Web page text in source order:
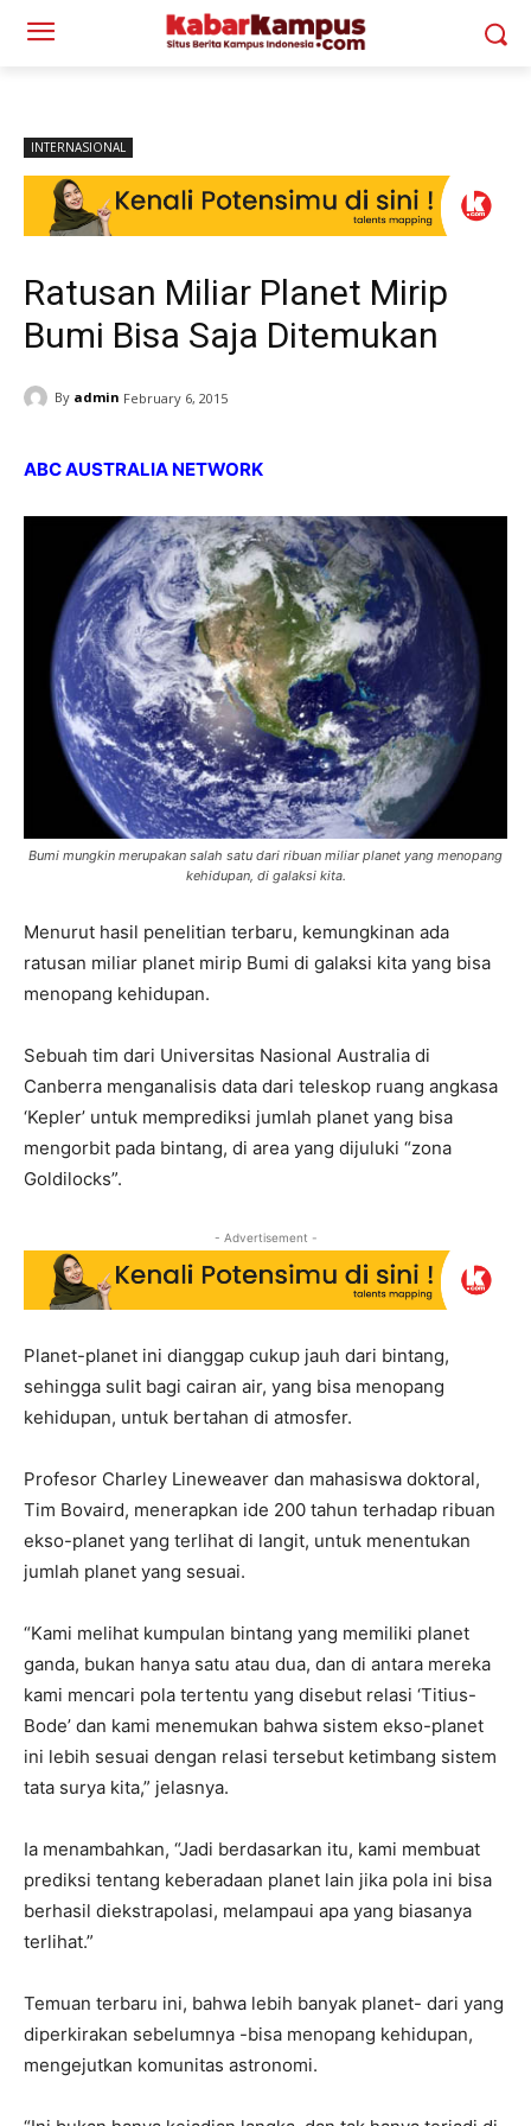
INTERNASIONAL
Ratusan Miliar Planet Mirip
Bumi Bisa Saja Ditemukan
By admin February 6, 2015
ABC AUSTRALIA NETWORK
Bumi mungkin merupakan salah satu dari ribuan miliar planet yang menopang
kehidupan, di galaksi kita.
Menurut hasil penelitian terbaru, kemungkinan ada
ratusan miliar planet mirip Bumi di galaksi kita yang bisa
menopang kehidupan.
Sebuah tim dari Universitas Nasional Australia di
Canberra menganalisis data dari teleskop ruang angkasa
‘Kepler’ untuk memprediksi jumlah planet yang bisa
mengorbit pada bintang, di area yang dijuluki “zona
Goldilocks”.
- Advertisement -
Planet-planet ini dianggap cukup jauh dari bintang,
sehingga sulit bagi cairan air, yang bisa menopang
kehidupan, untuk bertahan di atmosfer.
Profesor Charley Lineweaver dan mahasiswa doktoral,
Tim Bovaird, menerapkan ide 200 tahun terhadap ribuan
ekso-planet yang terlihat di langit, untuk menentukan
jumlah planet yang sesuai.
“Kami melihat kumpulan bintang yang memiliki planet
ganda, bukan hanya satu atau dua, dan di antara mereka
kami mencari pola tertentu yang disebut relasi ‘Titius-
Bode’ dan kami menemukan bahwa sistem ekso-planet
ini lebih sesuai dengan relasi tersebut ketimbang sistem
tata surya kita,” jelasnya.
Ia menambahkan, “Jadi berdasarkan itu, kami membuat
prediksi tentang keberadaan planet lain jika pola ini bisa
berhasil diekstrapolasi, melampaui apa yang biasanya
terlihat.”
Temuan terbaru ini, bahwa lebih banyak planet- dari yang
diperkirakan sebelumnya -bisa menopang kehidupan,
mengejutkan komunitas astronomi.